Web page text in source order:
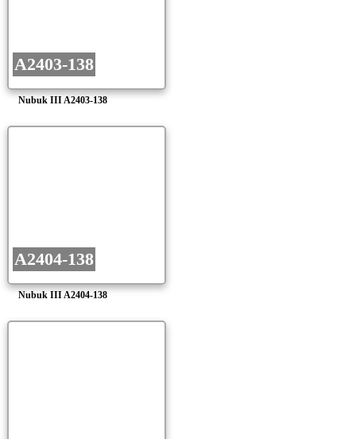
Nubuk III A2403-138
A2403-138
Nubuk III A2404-138
A2404-138